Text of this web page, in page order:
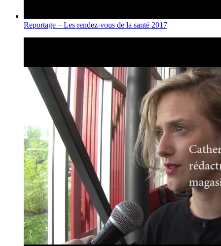
Reportage – Les rendez-vous de la santé 2017